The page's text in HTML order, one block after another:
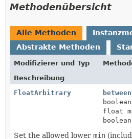
Methodenübersicht
Alle Methoden
Abstrakte Methoden
Modifizierer und Typ
Beschreibung
FloatArbitrary
between
float
Set the allowed lower min